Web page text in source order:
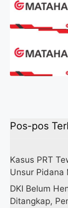
Pos-pos
Kasus PRT
Unsur Pidana
DKI Belum
Ditangkap,